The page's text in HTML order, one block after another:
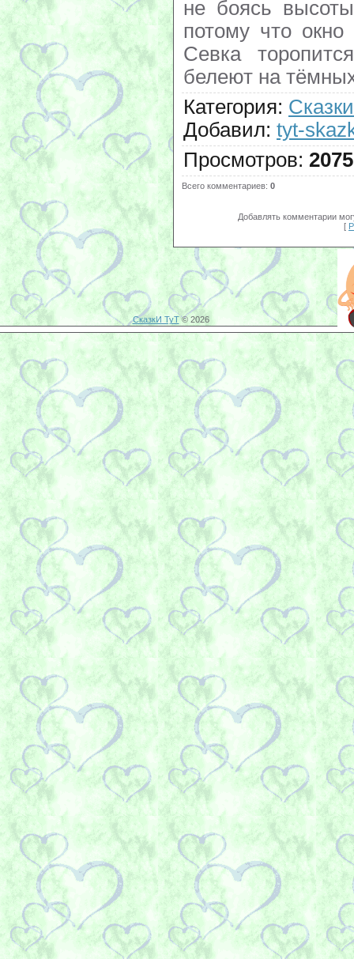
не боясь
потому что
Севка
белеют на
Категория:
Добавил: tyt-
Просмотров: 2075
Всего комментариев: 0
Добавлять комментарии
[
СказкИ ТуТ© 2026